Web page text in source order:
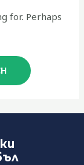
for. Perhaps